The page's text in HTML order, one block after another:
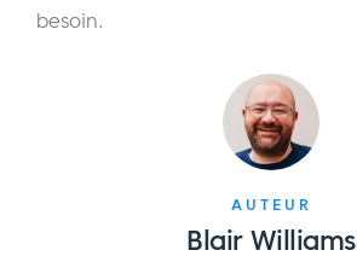
besoin.
AUTEUR
Blair Williams